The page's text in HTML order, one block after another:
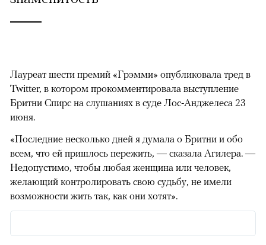
Лауреат шести премий «Грэмми» опубликовала тред в
Twitter, в котором прокомментировала выступление
Бритни Спирс на слушаниях в суде Лос-Анджелеса 23
июня.
«Последние несколько дней я думала о Бритни и обо
всем, что ей пришлось пережить, — сказала Агилера. —
Недопустимо, чтобы любая женщина или человек,
желающий контролировать свою судьбу, не имели
возможности жить так, как они хотят».